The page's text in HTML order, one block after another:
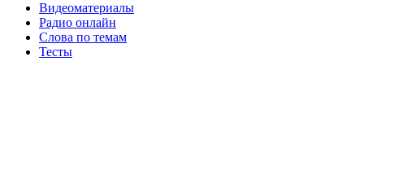
Видеоматериалы
Радио онлайн
Слова по темам
Тесты